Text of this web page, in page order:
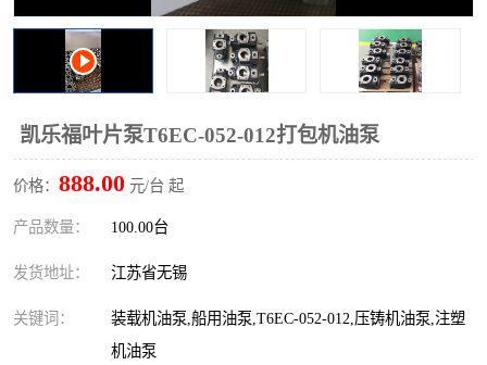
凯乐福叶片泵T6EC-052-012打包机油泵
价格： 888.00 元/台 起
产品数量： 100.00台
发货地址： 江苏省无锡
关键词：
装载机油泵,船用油泵,T6EC-052-012,压铸机油泵,注塑
机油泵